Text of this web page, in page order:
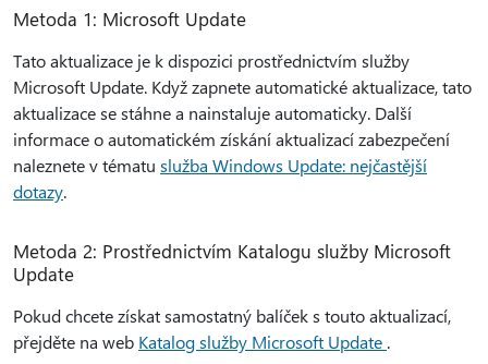
Metoda 1: Microsoft Update
Tato aktualizace je k dispozici prostřednictvím služby
Microsoft Update. Když zapnete automatické aktualizace, tato
aktualizace se stáhne a nainstaluje automaticky. Další
informace o automatickém získání aktualizací zabezpečení
naleznete v tématu služba Windows Update: nejčastější
dotazy.
Metoda 2: Prostřednictvím Katalogu služby Microsoft
Update
Pokud chcete získat samostatný balíček s touto aktualizací,
přejděte na web Katalog služby Microsoft Update .